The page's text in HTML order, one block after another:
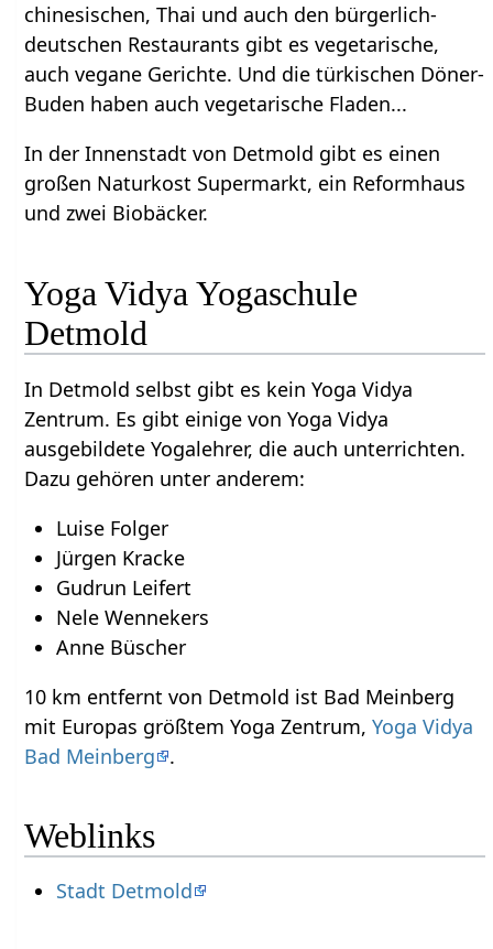
chinesischen, Thai und auch den bürgerlich-
deutschen Restaurants gibt es vegetarische,
auch vegane Gerichte. Und die türkischen Döner-
Buden haben auch vegetarische Fladen...
In der Innenstadt von Detmold gibt es einen
großen Naturkost Supermarkt, ein Reformhaus
und zwei Biobäcker.
Yoga Vidya Yogaschule
Detmold
In Detmold selbst gibt es kein Yoga Vidya
Zentrum. Es gibt einige von Yoga Vidya
ausgebildete Yogalehrer, die auch unterrichten.
Dazu gehören unter anderem:
Luise Folger
Jürgen Kracke
Gudrun Leifert
Nele Wennekers
Anne Büscher
10 km entfernt von Detmold ist Bad Meinberg
mit Europas größtem Yoga Zentrum,Yoga Vidya
Bad Meinberg
.
Weblinks
Stadt Detmold